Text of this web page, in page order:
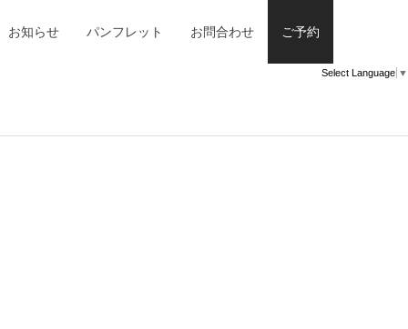
お知らせ パンフレット お問合わせ ご予約
Select Language ▼